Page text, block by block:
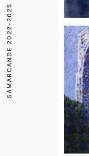
SAMARCANDE 2022-2025